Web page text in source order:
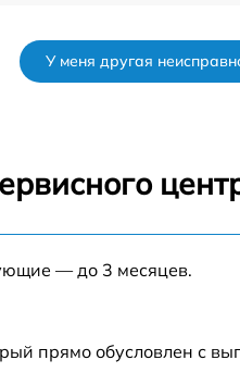
от 60 мин
У меня другая
— до 3 месяцев.
прямо обусловлен с